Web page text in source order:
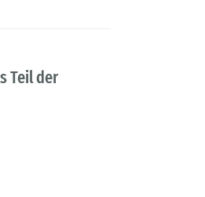
Teil der